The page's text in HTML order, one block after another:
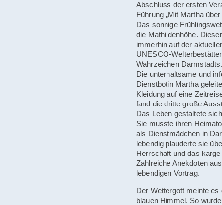
Abschluss der ersten
Führung „Mit Martha
Das sonnige
die Mathildenhöhe.
immerhin auf der
UNESCO-
Wahrzeichen Darmstadts.
Die unterhaltsame und
Dienstbotin Martha
Kleidung auf eine
fand die dritte große
Das Leben gestaltete
Sie musste ihren
als Dienstmädchen in
lebendig plauderte sie
Herrschaft und das
Zahlreiche Anekdoten
lebendigen Vortrag.
Der Wettergott meinte
blauen Himmel. So